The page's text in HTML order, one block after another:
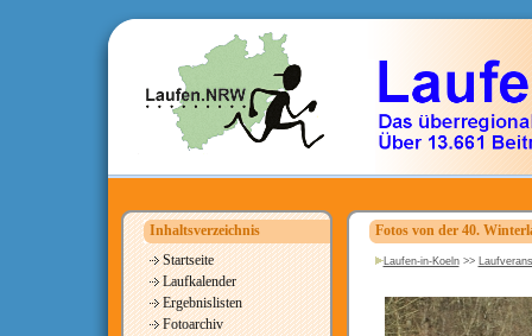
Inhaltsverzeichnis
Startseite
Laufkalender
Ergebnislisten
Fotoarchiv
Fotos von der 40.
Laufen-in-Koeln>>